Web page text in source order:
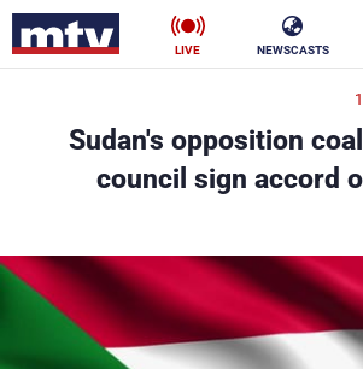
NEWSCASTS
LIVE
Sudan's opposition
council sign accord
فن
رياضة